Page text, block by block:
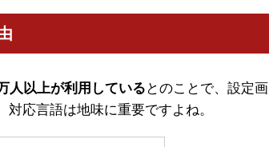
人以上が利用している とのことで、設定画
応言語は地味に重要ですよね。